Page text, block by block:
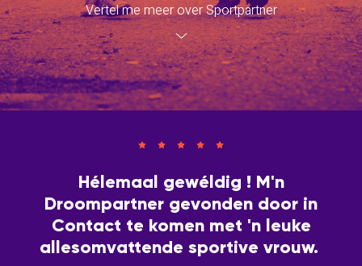
Vertel me meer over Sportpartner
Hélemaal gewéldig ! M'n
Droompartner gevonden door in
Contact te komen met 'n leuke
allesomvattende sportive vrouw.